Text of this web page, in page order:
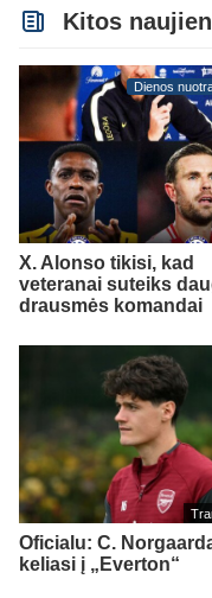
Kitos
Dienos
X. Alonso tikisi, kad
veteranai suteiks
drausmės komandai
Oficialu: C.
keliasi į „Everton“